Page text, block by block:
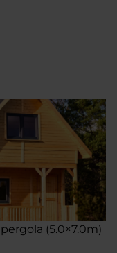
(5.0×7.0m)